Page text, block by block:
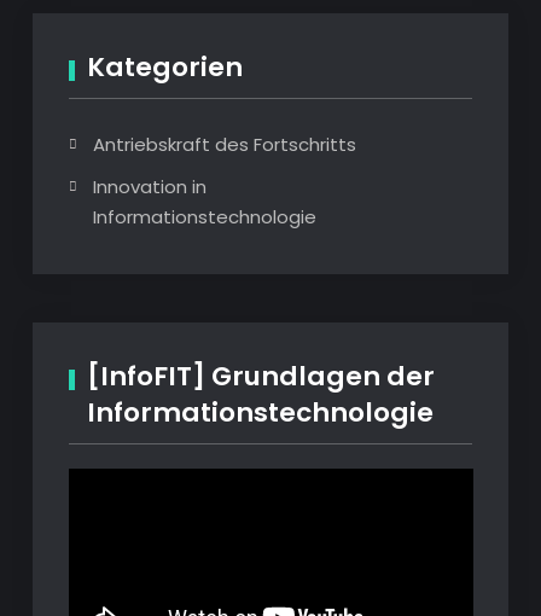
Kategorien
Antriebskraft des Fortschritts
Innovation in
Informationstechnologie
[InfoFIT] Grundlagen der
Informationstechnologie